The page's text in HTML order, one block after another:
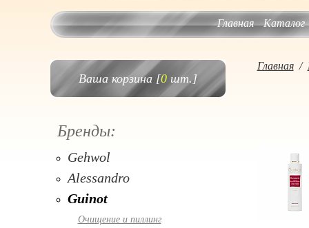
Главная Каталог
Ваша корзина [0шт.]
Бренды:
Gehwol
Alessandro
Guinot
Очищение и пиллинг
Главная/